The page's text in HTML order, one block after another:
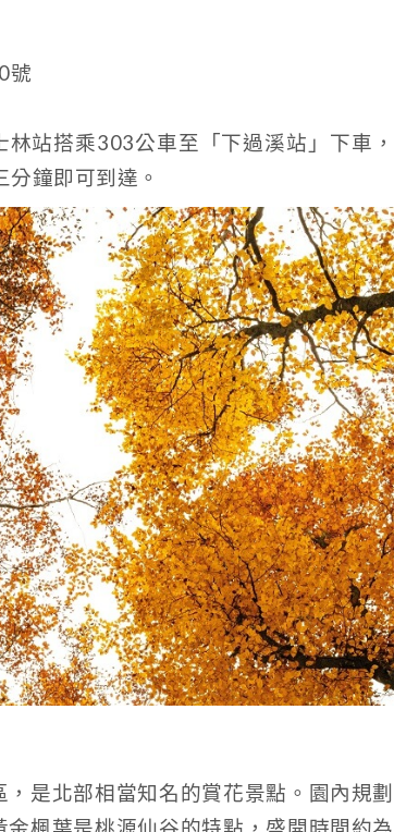
號
站搭乘303公車至「下過溪站」下車，
鐘即可到達。
是北部相當知名的賞花景點。園內規劃